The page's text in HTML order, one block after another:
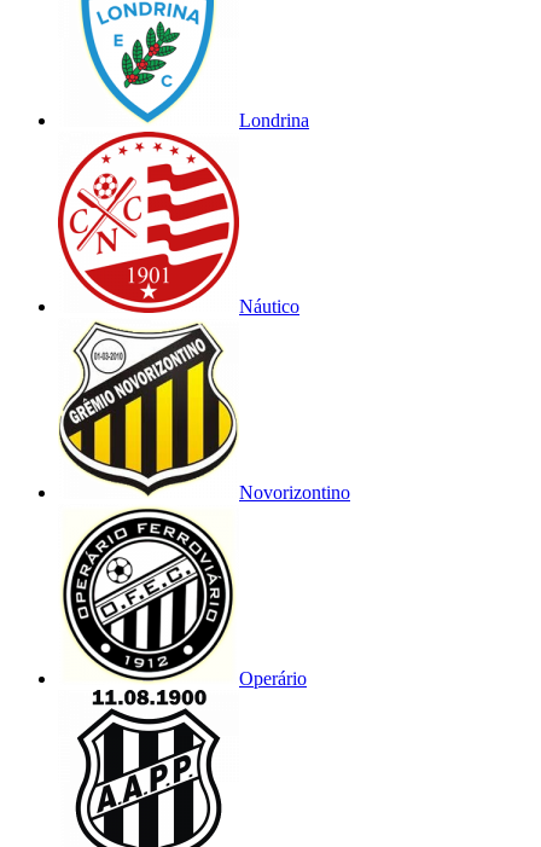
Londrina
Náutico
Novorizontino
Operário